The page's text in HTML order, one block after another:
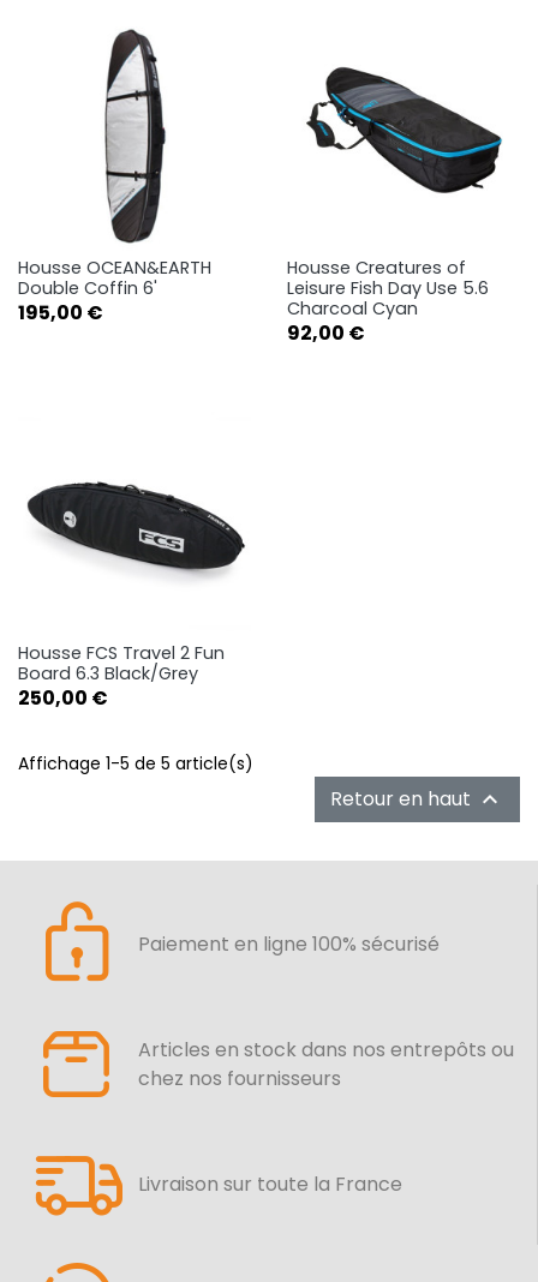
Housse OCEAN&EARTH
Double Coffin 6'
Prix
195,00 €
Housse Creatures of
Leisure Fish Day Use 5.6
Charcoal Cyan
Prix
92,00 €
Housse FCS Travel 2 Fun
Board 6.3 Black/Grey
Prix
250,00 €
Affichage 1-5 de 5 article(s)
Retour en haut 
Paiement en ligne 100% sécurisé
Articles en stock dans nos entrepôts ou
chez nos fournisseurs
Livraison sur toute la France